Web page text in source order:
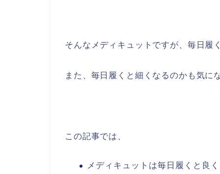
そんなメディキュットですが、毎日履
また、毎日履くと細くなるのかも気に
この記事では、
メディキュットは毎日履くと良く